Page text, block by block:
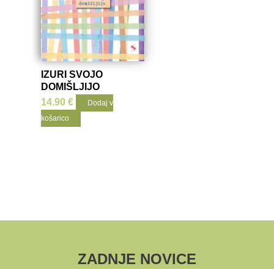
IZURI SVOJO
DOMIŠLJIJO
14.90€
Dodaj v
košarico
ZADNJE NOVICE